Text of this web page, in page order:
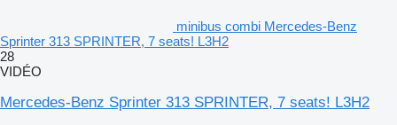
minibus combi Mercedes-Benz
Sprinter 313 SPRINTER, 7 seats! L3H2
28
VIDÉO
Mercedes-Benz Sprinter 313 SPRINTER, 7 seats! L3H2